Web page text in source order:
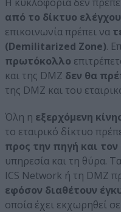
από το δίκτυο
επικοινωνία πρέπει να
(Demilitarized Zone).
πρωτόκολλο
και της DMZ δεν θα
της DMZ και του
Όλη η εξερχόμενη
το εταιρικό δίκτυο
προς την πηγή και
υπηρεσία και τη θύρα. Τα
ICS Network ή τη DMZ
εφόσον διαθέτουν
οποία έχει εκχωρηθεί